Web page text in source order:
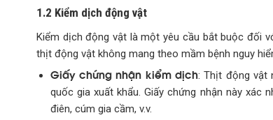
1.2 Kiểm dịch động vật
Kiểm dịch động vật là một yêu cầu bắt buộc đối
thịt động vật không mang theo mầm bệnh nguy
Giấy chứng nhận kiểm dịch: Thịt động vật
quốc gia xuất khẩu. Giấy chứng nhận này
điên, cúm gia cầm, v.v.